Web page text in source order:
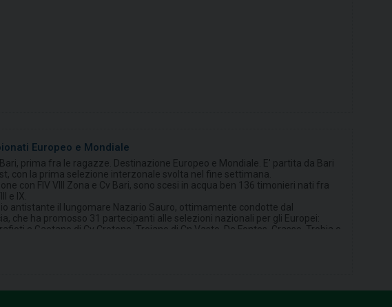
Europeo e Mondiale
prima fra le ragazze. Destinazione Europeo e Mondiale. E' partita da Bari
con la prima selezione interzonale svolta nel fine settimana.
con FIV VIII Zona e Cv Bari, sono scesi in acqua ben 136 timonieri nati fra
e IX.
antistante il lungomare Nazario Sauro, ottimamente condotte dal
che ha promosso 31 partecipanti alle selezioni nazionali per gli Europei:
e Gaetano di Cv Crotone, Troiano di Cn Vasto, De Fontes, Grasso, Trobia e
Marsala, Bisogni, Fabbrini, Caracciolo e Maione di Lni Napoli,
e Paliotto di Rycc Savoia, Vitolo di Cc Irno, Niciforo di Cn Augusta,